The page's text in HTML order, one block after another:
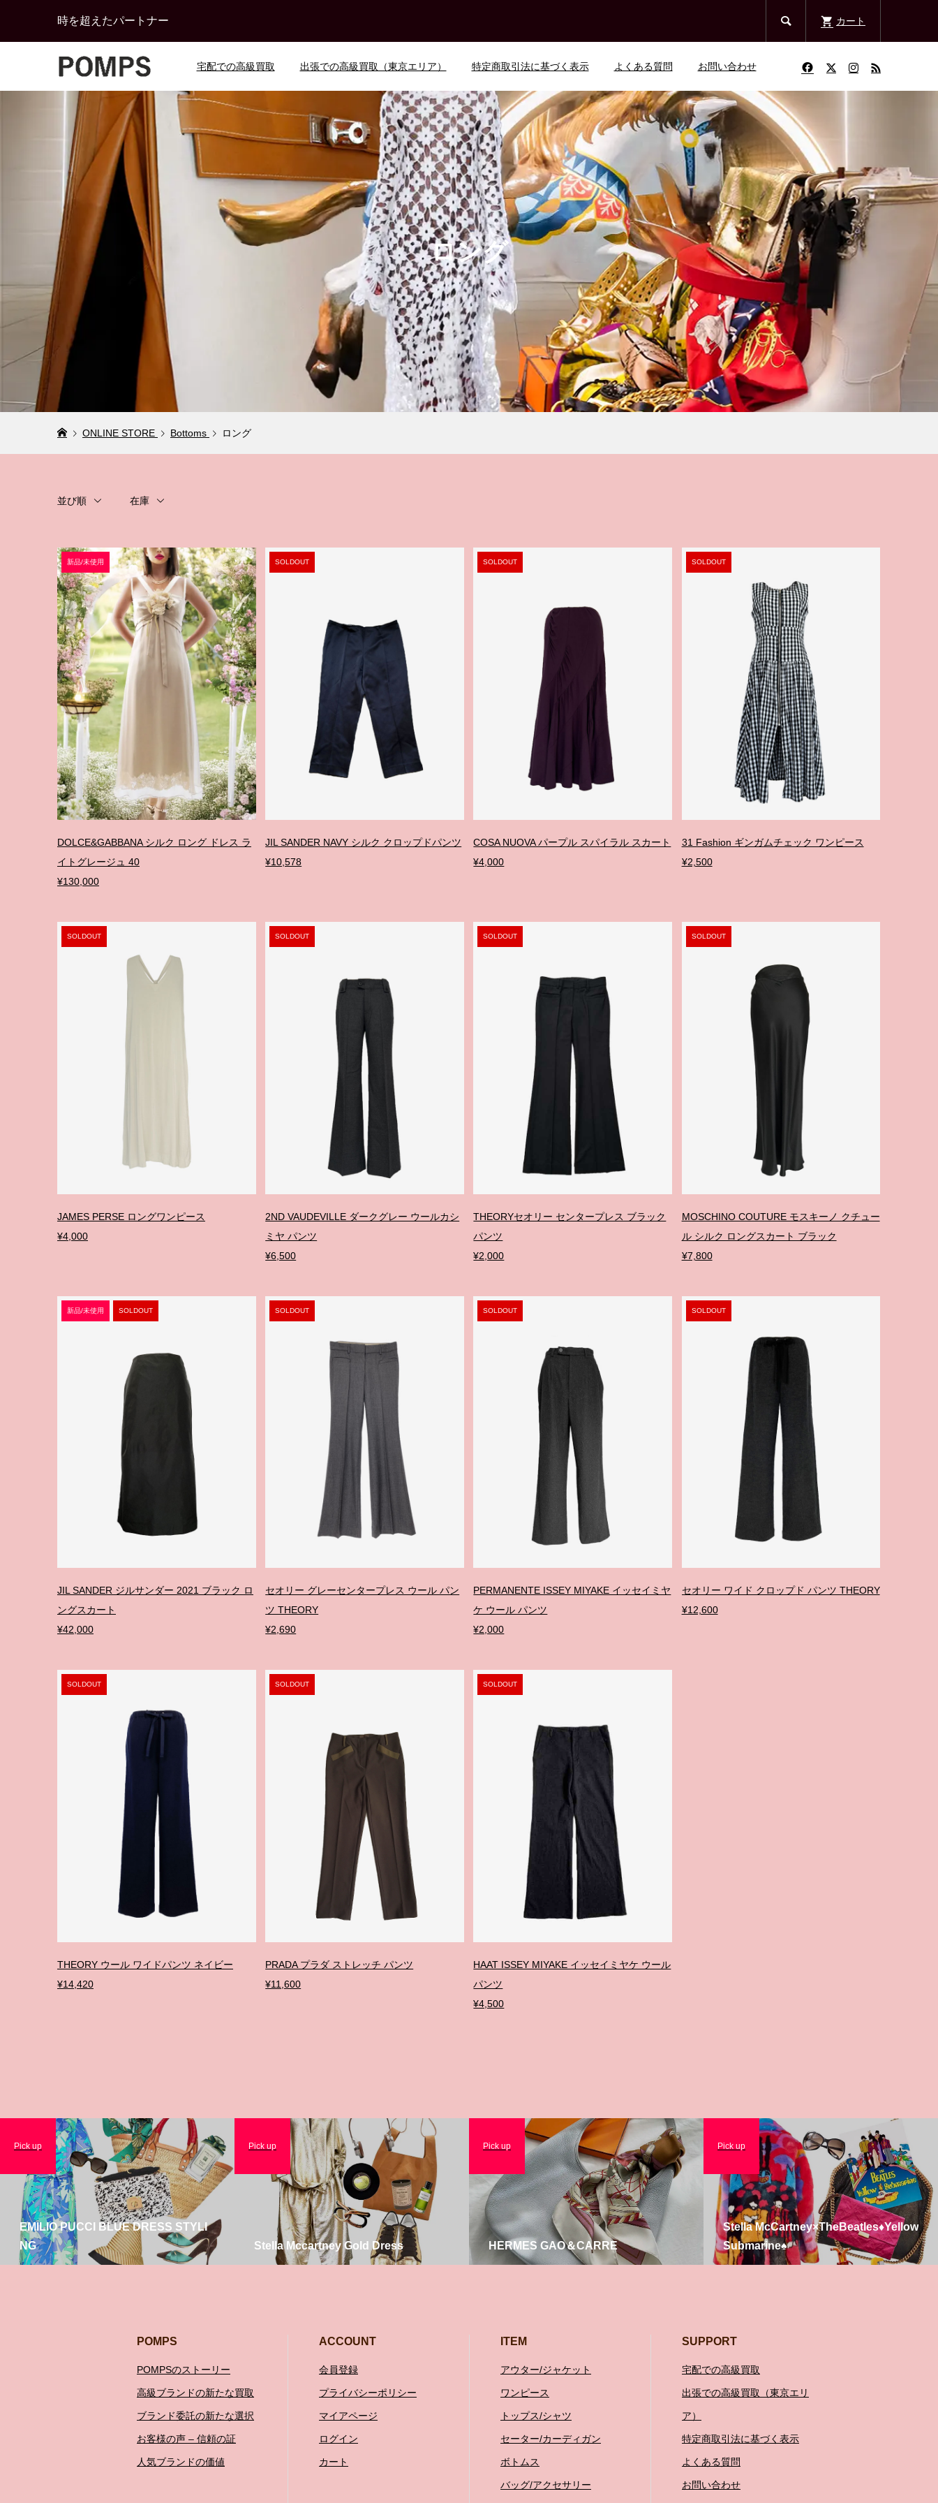
時を超えたパートナー  カート
宅配での高級買取 出張での高級買取（東京エリア） 特定商取引法に基づく表示 よくある質問 お問い合わせ
ロング
ONLINE STORE Bottoms ロング
並び順 在庫
新品/未使用
DOLCE&GABBANA シルク ロング ドレス ラ
イトグレージュ 40
¥130,000
SOLDOUT
JIL SANDER NAVY シルク クロップドパンツ
¥10,578
SOLDOUT
COSA NUOVA パープル スパイラル スカート
¥4,000
SOLDOUT
31 Fashion ギンガムチェック ワンピース
¥2,500
SOLDOUT
JAMES PERSE ロングワンピース
¥4,000
SOLDOUT
2ND VAUDEVILLE ダークグレー ウールカシ
ミヤ パンツ
¥6,500
SOLDOUT
THEORYセオリー センタープレス ブラック
パンツ
¥2,000
SOLDOUT
MOSCHINO COUTURE モスキーノ クチュー
ル シルク ロングスカート ブラック
¥7,800
新品/未使用 SOLDOUT
JIL SANDER ジルサンダー 2021 ブラック ロ
ングスカート
¥42,000
SOLDOUT
セオリー グレーセンタープレス ウール パン
ツ THEORY
¥2,690
SOLDOUT
PERMANENTE ISSEY MIYAKE イッセイミヤ
ケ ウール パンツ
¥2,000
SOLDOUT
セオリー ワイド クロップド パンツ THEORY
¥12,600
SOLDOUT
THEORY ウール ワイドパンツ ネイビー
¥14,420
SOLDOUT
PRADA プラダ ストレッチ パンツ
¥11,600
SOLDOUT
HAAT ISSEY MIYAKE イッセイミヤケ ウール
パンツ
¥4,500
EMILIO PUCCI BLUE DRESS STYLI
NG
Pick up
Stella Mccartney Gold Dress
Pick up
HERMES GAO＆CARRE
Pick up
Stella McCartney×TheBeatles♦️Yellow
Submarine♠️
Pick up
POMPS
POMPSのストーリー
高級ブランドの新たな買取
ブランド委託の新たな選択
お客様の声 – 信頼の証
人気ブランドの価値
ACCOUNT
会員登録
プライバシーポリシー
マイアページ
ログイン
カート
ITEM
アウター/ジャケット
ワンピース
トップス/シャツ
セーター/カーディガン
ボトムス
バッグ/アクセサリー
SUPPORT
宅配での高級買取
出張での高級買取（東京エリ
ア）
特定商取引法に基づく表示
よくある質問
お問い合わせ